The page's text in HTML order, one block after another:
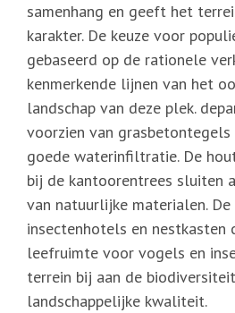
samenhang en geeft het
karakter. De keuze voor
gebaseerd op de rationele
kenmerkende lijnen van het
landschap van deze plek.
voorzien van
goede waterinfiltratie. De
bij de kantoorentrees sluiten
van natuurlijke materialen.
insectenhotels en nestkasten
leefruimte voor vogels en
terrein bij aan de
landschappelijke kwaliteit.